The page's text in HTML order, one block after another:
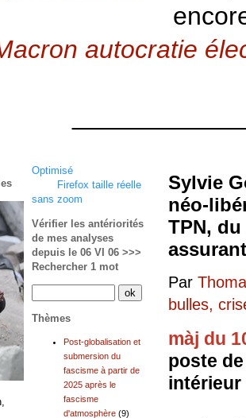
autocratie
Sylvie
néo-
TPN,
Par
bulles,
màj du
poste
intérieur
Optimisé
Firefox taille réelle
sans zoom
Vérifier les antériorités
de mes analyses
depuis le 06 VI 06 >>>
Rechercher 1 mot
Thèmes
Post-globalisation et
submersion du
fascisme à partir de
2025 après le
fascisme
d'atmosphère (9)